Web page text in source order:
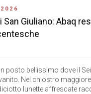
San Giuliano: Abaq
posto bellissimo dove il
Nel chiostro
lunette affrescate